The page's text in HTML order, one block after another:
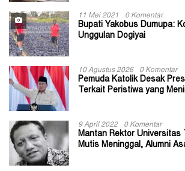
11 Mei 2021 0 Komentar
Bupati Yakobus Dumupa:
Unggulan Dogiyai
10 Agustus 2026 0 Komentar
Pemuda Katolik Desak
Terkait Peristiwa yang
9 April 2022 0 Komentar
Mantan Rektor Universitas
Mutis Meninggal, Alumni